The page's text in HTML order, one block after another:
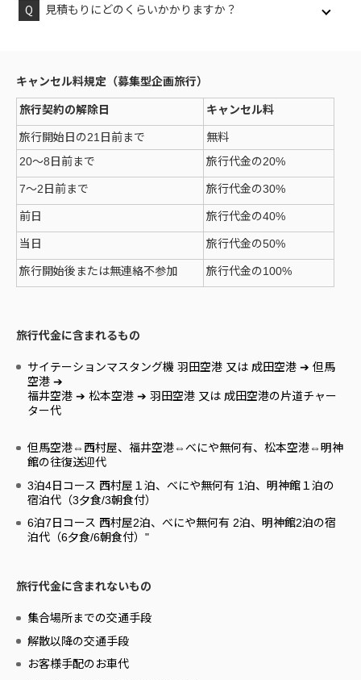
見積もりにどのくらいかかりますか？
キャンセル料規定（募集型企画旅行）
旅行契約の解除日 キャンセル料
旅行開始日の21日前まで
無料
20～8日前まで
旅行代金の20%
7～2日前まで 旅行代金の30%
前日 旅行代金の40%
当日 旅行代金の50%
旅行開始後または無連絡不参加 旅行代金の100%
旅行代金に含まれるもの
サイテーションマスタング機 羽田空港 又は 成田空港 ➔ 但馬
空港 ➔
福井空港 ➔ 松本空港 ➔ 羽田空港 又は 成田空港の片道チャー
ター代
但馬空港⇔西村屋、福井空港⇔べにや無何有、松本空港⇔明神
館の往復送迎代
3泊4日コース 西村屋１泊、べにや無何有 1泊、明神館１泊の
宿泊代（3夕食/3朝食付）
6泊7日コース 西村屋2泊、べにや無何有 2泊、明神館2泊の宿
泊代（6夕食/6朝食付）"
旅行代金に含まれないもの
集合場所までの交通手段
解散以降の交通手段
お客様手配のお車代